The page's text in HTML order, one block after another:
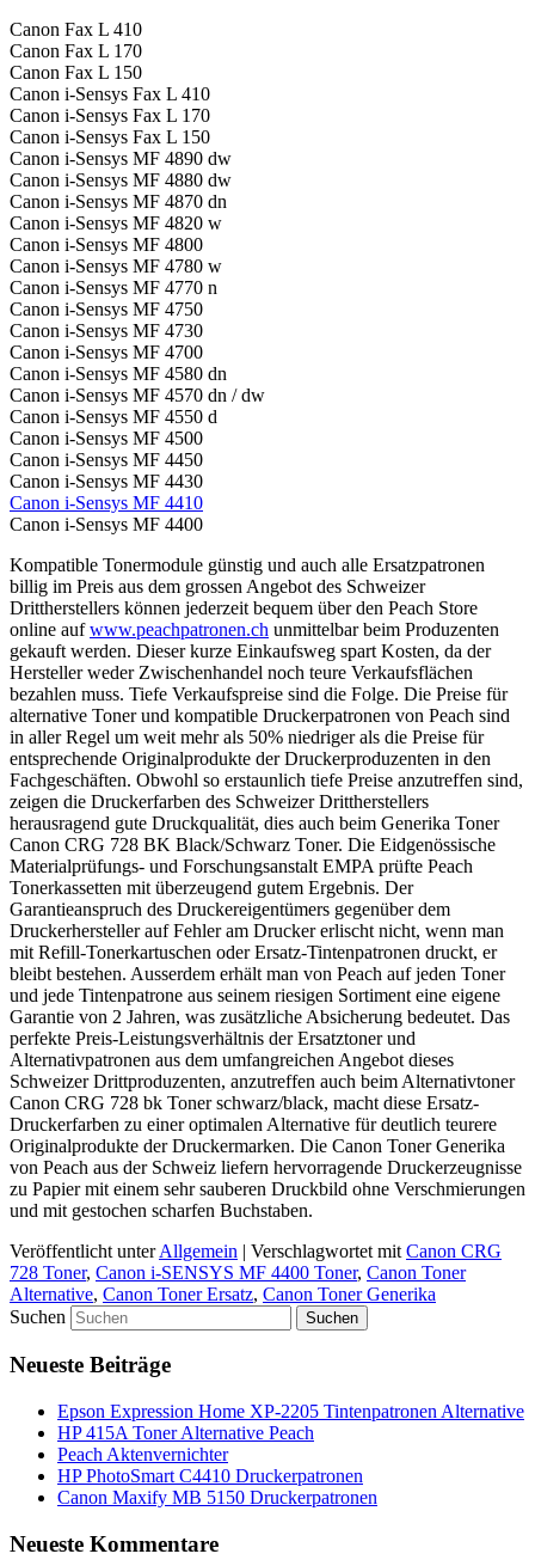
Canon Fax L 410
Canon Fax L 170
Canon Fax L 150
Canon i-Sensys Fax L 410
Canon i-Sensys Fax L 170
Canon i-Sensys Fax L 150
Canon i-Sensys MF 4890 dw
Canon i-Sensys MF 4880 dw
Canon i-Sensys MF 4870 dn
Canon i-Sensys MF 4820 w
Canon i-Sensys MF 4800
Canon i-Sensys MF 4780 w
Canon i-Sensys MF 4770 n
Canon i-Sensys MF 4750
Canon i-Sensys MF 4730
Canon i-Sensys MF 4700
Canon i-Sensys MF 4580 dn
Canon i-Sensys MF 4570 dn / dw
Canon i-Sensys MF 4550 d
Canon i-Sensys MF 4500
Canon i-Sensys MF 4450
Canon i-Sensys MF 4430
Canon i-Sensys MF 4410
Canon i-Sensys MF 4400
Kompatible Tonermodule günstig und auch alle Ersatzpatronen
billig im Preis aus dem grossen Angebot des Schweizer
Drittherstellers können jederzeit bequem über den Peach Store
online aufwww.peachpatronen.ch unmittelbar beim Produzenten
gekauft werden. Dieser kurze Einkaufsweg spart Kosten, da der
Hersteller weder Zwischenhandel noch teure Verkaufsflächen
bezahlen muss. Tiefe Verkaufspreise sind die Folge. Die Preise für
alternative Toner und kompatible Druckerpatronen von Peach sind
in aller Regel um weit mehr als 50% niedriger als die Preise für
entsprechende Originalprodukte der Druckerproduzenten in den
Fachgeschäften. Obwohl so erstaunlich tiefe Preise anzutreffen sind,
zeigen die Druckerfarben des Schweizer Drittherstellers
herausragend gute Druckqualität, dies auch beim Generika Toner
Canon CRG 728 BK Black/Schwarz Toner. Die Eidgenössische
Materialprüfungs- und Forschungsanstalt EMPA prüfte Peach
Tonerkassetten mit überzeugend gutem Ergebnis. Der
Garantieanspruch des Druckereigentümers gegenüber dem
Druckerhersteller auf Fehler am Drucker erlischt nicht, wenn man
mit Refill-Tonerkartuschen oder Ersatz-Tintenpatronen druckt, er
bleibt bestehen. Ausserdem erhält man von Peach auf jeden Toner
und jede Tintenpatrone aus seinem riesigen Sortiment eine eigene
Garantie von 2 Jahren, was zusätzliche Absicherung bedeutet. Das
perfekte Preis-Leistungsverhältnis der Ersatztoner und
Alternativpatronen aus dem umfangreichen Angebot dieses
Schweizer Drittproduzenten, anzutreffen auch beim Alternativtoner
Canon CRG 728 bk Toner schwarz/black, macht diese Ersatz-
Druckerfarben zu einer optimalen Alternative für deutlich teurere
Originalprodukte der Druckermarken. Die Canon Toner Generika
von Peach aus der Schweiz liefern hervorragende Druckerzeugnisse
zu Papier mit einem sehr sauberen Druckbild ohne Verschmierungen
und mit gestochen scharfen Buchstaben.
Veröffentlicht unter Allgemein | Verschlagwortet mit Canon CRG
728 Toner, Canon i-SENSYS MF 4400 Toner, Canon Toner
Alternative, Canon Toner Ersatz, Canon Toner Generika
Suchen
Neueste Beiträge
Epson Expression Home XP-2205 Tintenpatronen Alternative
HP 415A Toner Alternative Peach
Peach Aktenvernichter
HP PhotoSmart C4410 Druckerpatronen
Canon Maxify MB 5150 Druckerpatronen
Neueste Kommentare